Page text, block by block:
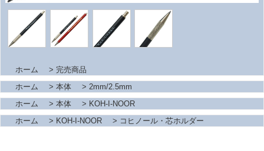
ホーム > 完売商品
ホーム
> 本体 > 2mm/2.5mm
ホーム
> 本体 > KOH-I-NOOR
ホーム
> KOH-I-NOOR > コヒノール・芯ホルダー